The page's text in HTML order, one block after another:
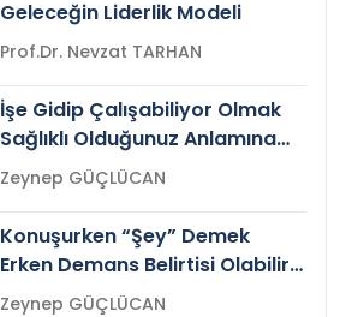
Geleceğin Liderlik Modeli
Prof.Dr. Nevzat TARHAN
İşe Gidip Çalışabiliyor Olmak
Sağlıklı Olduğunuz Anlamına
Gelir mi?Zeynep GÜÇLÜCAN
Konuşurken “Şey” Demek
Erken Demans Belirtisi Olabilir
mi?
Zeynep GÜÇLÜCAN